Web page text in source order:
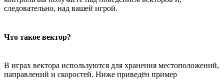
следовательно, над вашей игрой.
Что такое вектор?
В играх вектора используются для хранения местоположений,
направлений и скоростей. Ниже приведён пример